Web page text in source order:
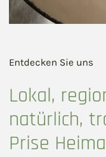
Entdecken Sie uns
Lokal,
natürlich,
Prise